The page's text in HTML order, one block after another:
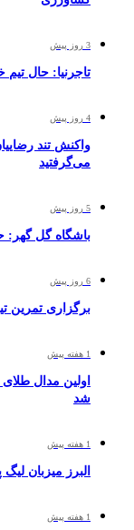
3 روز پیش
تاجرنیا: حال
4 روز پیش
واکنش تند
می‌گرفتید
5 روز پیش
باشگاه گل گهر:
6 روز پیش
برگزاری تمرین
1 هفته پیش
اولین مدال
شد
1 هفته پیش
البرز میزبان
1 هفته پیش